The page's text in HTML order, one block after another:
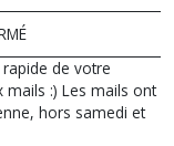
de votre
:) Les mails ont
hors samedi et